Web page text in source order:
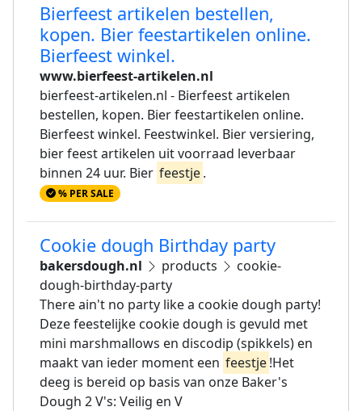
Bierfeest artikelen bestellen,
kopen. Bier feestartikelen online.
Bierfeest winkel.
www.bierfeest-artikelen.nl
bierfeest-artikelen.nl - Bierfeest artikelen
bestellen, kopen. Bier feestartikelen online.
Bierfeest winkel. Feestwinkel. Bier versiering,
bier feest artikelen uit voorraad leverbaar
binnen 24 uur. Bier feestje.
% PER SALE
Cookie dough Birthday party
bakersdough.nl products
cookie-
dough-birthday-party
There ain't no party like a cookie dough party!
Deze feestelijke cookie dough is gevuld met
mini marshmallows en discodip (spikkels) en
maakt van ieder moment een feestje!Het
deeg is bereid op basis van onze Baker's
Dough 2 V's: Veilig en V